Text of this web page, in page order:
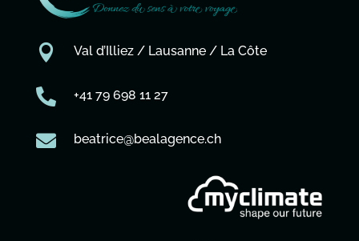
 Val d’Illiez / Lausanne / La Côte
 +41 79 698 11 27
 beatrice@bealagence.ch